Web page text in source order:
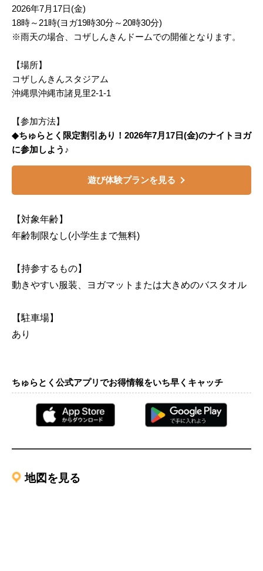
2026年7月17日(金)
18時～21時(ヨガ19時30分～20時30分)
※雨天の場合、コザしんきんドームでの開催となります。
【場所】
コザしんきんスタジアム
沖縄県沖縄市諸見里2-1-1
【参加方法】
◆ちゅらとく限定割引あり！2026年7月17日(金)のナイトヨガ
に参加しよう♪
遊び体験プランを見る
【対象年齢】
年齢制限なし(小学生まで無料)
【持参するもの】
動きやすい服装、ヨガマットまたは大きめのバスタオル
【駐車場】
あり
ちゅらとく公式アプリでお得情報をいち早くキャッチ
地図を見る